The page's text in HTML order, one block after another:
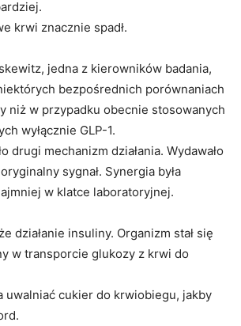
krwi znacznie spadł.
jedna z kierowników badania,
bezpośrednich porównaniach
niż w przypadku obecnie stosowanych
wyłącznie GLP-1.
drugi mechanizm działania. Wydawało
oryginalny sygnał. Synergia była
w klatce laboratoryjnej.
działanie insuliny. Organizm stał się
w transporcie glukozy z krwi do
uwalniać cukier do krwiobiegu, jakby